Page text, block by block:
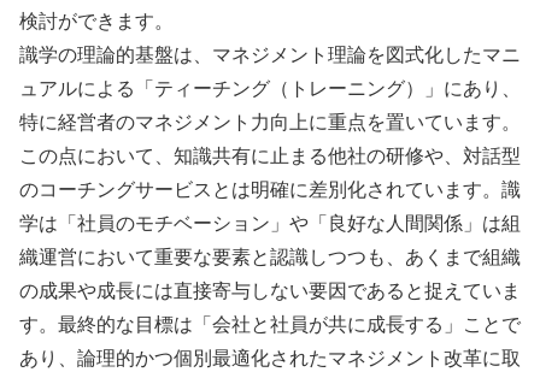
検討ができます。
識学の理論的基盤は、マネジメント理論を図式化したマニ
ュアルによる「ティーチング（トレーニング）」にあり、
特に経営者のマネジメント力向上に重点を置いています。
この点において、知識共有に止まる他社の研修や、対話型
のコーチングサービスとは明確に差別化されています。識
学は「社員のモチベーション」や「良好な人間関係」は組
織運営において重要な要素と認識しつつも、あくまで組織
の成果や成長には直接寄与しない要因であると捉えていま
す。最終的な目標は「会社と社員が共に成長する」ことで
あり、論理的かつ個別最適化されたマネジメント改革に取